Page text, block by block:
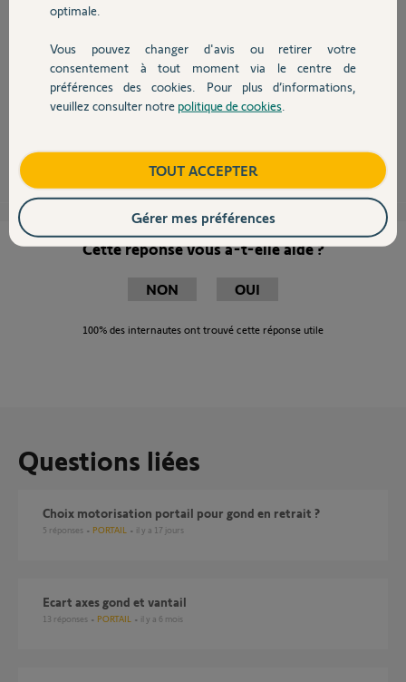
Devis avec un pro
Contact
La cote "A" est celle de l'axe de rotation, autrement dit : axe du gond.
La cote "B" est celle de la position du moteur.
Dans votre cas, le déport à l'ouverture dû aux gonds désaxés, vous
permettra une ouverture plus importante, au moins 105/110°.
Cette réponse vous a-t-elle aidé ?
NON OUI
100% des internautes ont trouvé cette réponse utile
Questions liées
Choix motorisation portail pour gond en retrait ?
5 réponses PORTAIL il y a 17 jours
ecart axes gond et vantail
13 réponses PORTAIL il y a 6 mois
optimale.
Vous pouvez changer d'avis ou retirer votre
consentement à tout moment via le centre de
préférences des cookies. Pour plus d’informations,
veuillez consulter notre politique de cookies
TOUT ACCEPTER
Gérer mes préférences